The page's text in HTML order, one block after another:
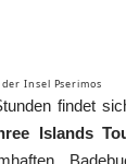
Insel Pserimos
findet
Islands